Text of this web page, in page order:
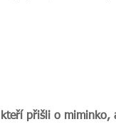
přišli o